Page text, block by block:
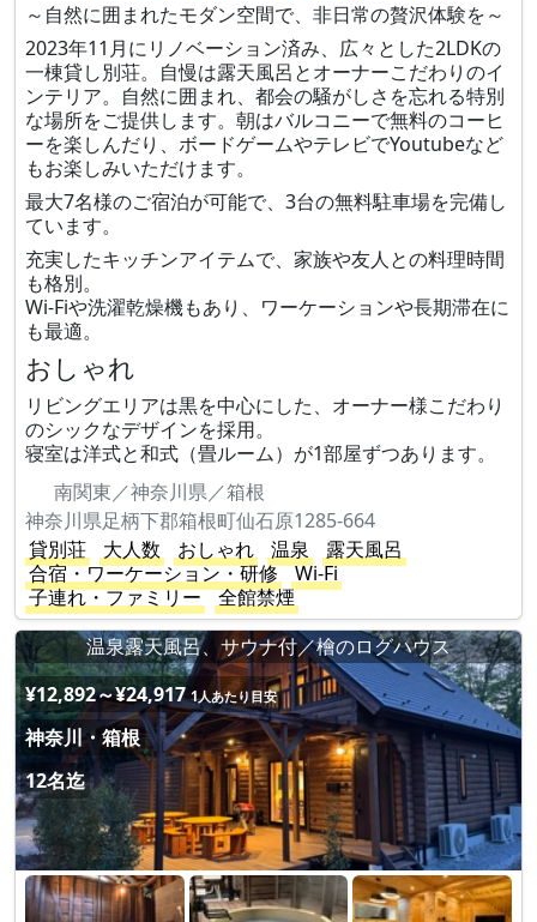
～自然に囲まれたモダン空間で、非日常の贅沢体験を～
2023年11月にリノベーション済み、広々とした2LDKの
一棟貸し別荘。自慢は露天風呂とオーナーこだわりのイ
ンテリア。自然に囲まれ、都会の騒がしさを忘れる特別
な場所をご提供します。朝はバルコニーで無料のコーヒ
ーを楽しんだり、ボードゲームやテレビでYoutubeなど
もお楽しみいただけます。
最大7名様のご宿泊が可能で、3台の無料駐車場を完備し
ています。
充実したキッチンアイテムで、家族や友人との料理時間
も格別。
Wi-Fiや洗濯乾燥機もあり、ワーケーションや長期滞在に
も最適。
おしゃれ
リビングエリアは黒を中心にした、オーナー様こだわり
のシックなデザインを採用。
寝室は洋式と和式（畳ルーム）が1部屋ずつあります。
南関東／神奈川県／箱根
神奈川県足柄下郡箱根町仙石原1285-664
貸別荘
大人数 おしゃれ 温泉
露天風呂
合宿・ワーケーション・研修
Wi-Fi
子連れ・ファミリー
全館禁煙
温泉露天風呂、サウナ付／檜のログハウス
¥12,892～¥24,917 1人あたり目安
神奈川・箱根
12名迄